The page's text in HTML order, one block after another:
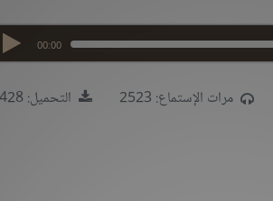
00:00
التحميل: 1428
مرات الإستماع: 2523